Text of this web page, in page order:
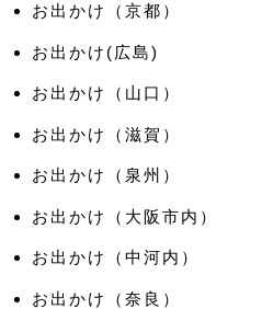
お出かけ（京都）
お出かけ(広島)
お出かけ（山口）
お出かけ（滋賀）
お出かけ（泉州）
お出かけ（大阪市内）
お出かけ（中河内）
お出かけ（奈良）